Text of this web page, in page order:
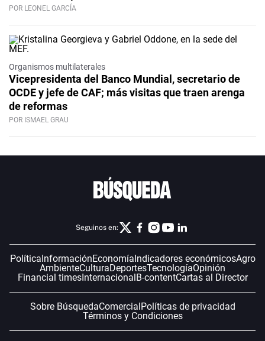
POR LEONEL GARCÍA
Organismos multilaterales
Vicepresidenta del Banco Mundial, secretario de
OCDE y jefe de CAF; más visitas que traen arenga
de reformas
POR ISMAEL GRAU
Seguinos en:
PolíticaInformaciónEconomíaIndicadores económicosAgro
AmbienteCulturaDeportesTecnologíaOpinión
Financial timesInternacionalB-contentCartas al Director
Sobre BúsquedaComercialPolíticas de privacidad
Términos y Condiciones